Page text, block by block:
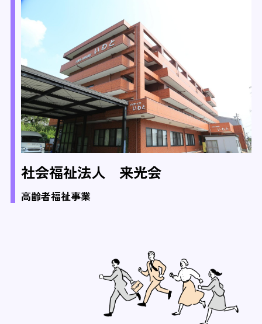
社会福祉法人 来光会
高齢者福祉事業